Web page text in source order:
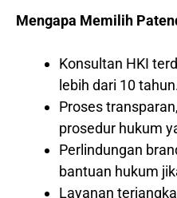
Mengapa Memilih
Konsultan HKI
lebih dari 10
Proses
prosedur hukum
Perlindungan
bantuan hukum
Layanan